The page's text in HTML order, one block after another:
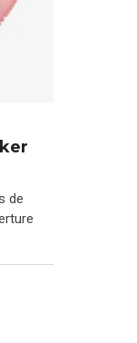
de